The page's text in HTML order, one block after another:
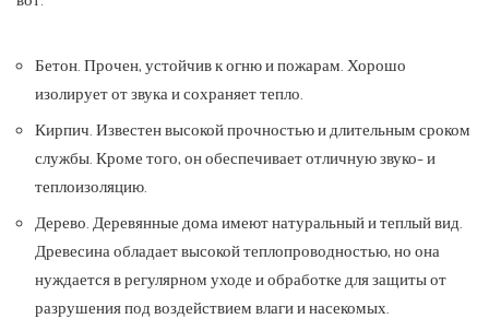
Бетон. Прочен, устойчив к огню и пожарам. Хорошо
изолирует от звука и сохраняет тепло.
Кирпич. Известен высокой прочностью и длительным сроком
службы. Кроме того, он обеспечивает отличную звуко- и
теплоизоляцию.
Дерево. Деревянные дома имеют натуральный и теплый вид.
Древесина обладает высокой теплопроводностью, но она
нуждается в регулярном уходе и обработке для защиты от
разрушения под воздействием влаги и насекомых.